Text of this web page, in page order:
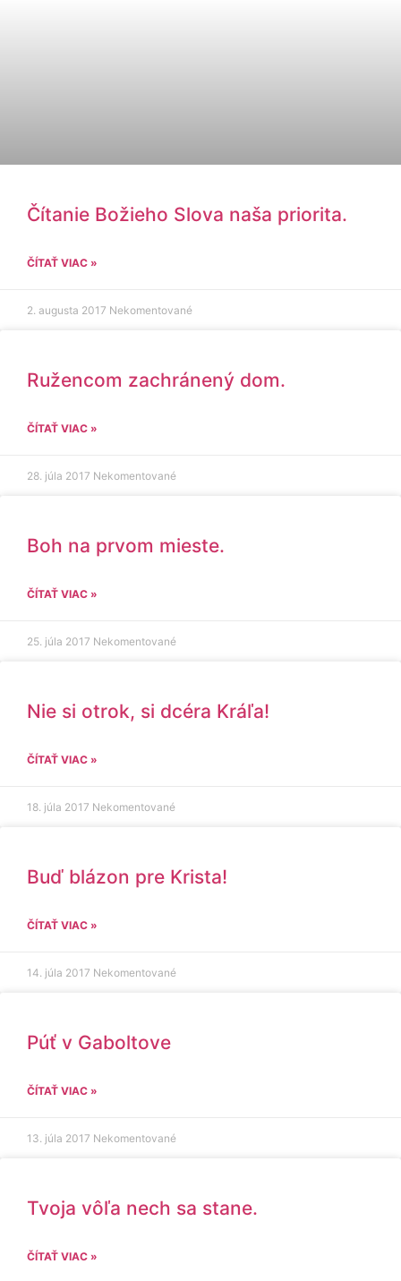
Čítanie Božieho Slova naša priorita.
ČÍTAŤ VIAC »
2. augusta 2017 Nekomentované
Ružencom zachránený dom.
ČÍTAŤ VIAC »
28. júla 2017 Nekomentované
Boh na prvom mieste.
ČÍTAŤ VIAC »
25. júla 2017 Nekomentované
Nie si otrok, si dcéra Kráľa!
ČÍTAŤ VIAC »
18. júla 2017 Nekomentované
Buď blázon pre Krista!
ČÍTAŤ VIAC »
14. júla 2017 Nekomentované
Púť v Gaboltove
ČÍTAŤ VIAC »
13. júla 2017 Nekomentované
Tvoja vôľa nech sa stane.
ČÍTAŤ VIAC »